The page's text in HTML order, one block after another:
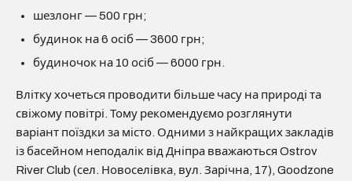
шезлонг — 500 грн;
будинок на 6 осіб — 3600 грн;
будиночок на 10 осіб — 6000 грн.
Влітку хочеться проводити більше часу на природі та
свіжому повітрі. Тому рекомендуємо розглянути
варіант поїздки за місто. Одними з найкращих закладів
із басейном неподалік від Дніпра вважаються Ostrov
River Club (сел. Новоселівка, вул. Зарічна, 17), Goodzone